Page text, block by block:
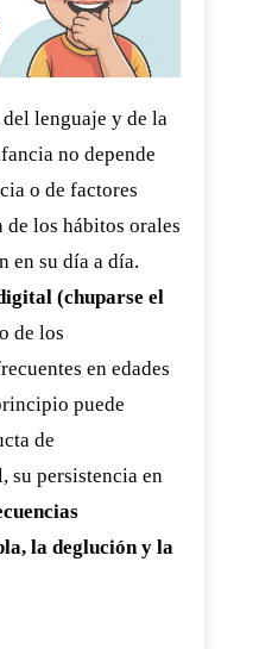
lenguaje y de la
no depende
o de factores
de los hábitos orales
en su día a día.
(chuparse el
de los
en edades
puede
de
su persistencia en
la deglución y la